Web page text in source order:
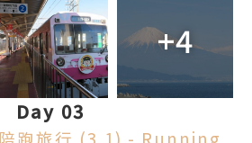
+4
Day 03
跑旅行 (3.1) - Running